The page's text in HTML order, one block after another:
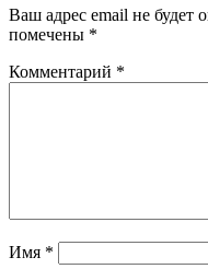
Ваш адрес email не будет
помечены *
Комментарий *
Имя *